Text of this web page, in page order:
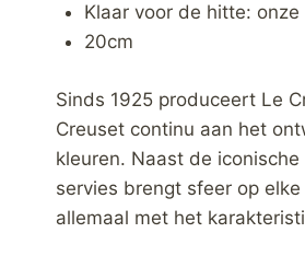
Klaar voor de hitte:
20cm
Sinds 1925 produceert Le
Creuset continu aan het
kleuren. Naast de
servies brengt sfeer op
allemaal met het